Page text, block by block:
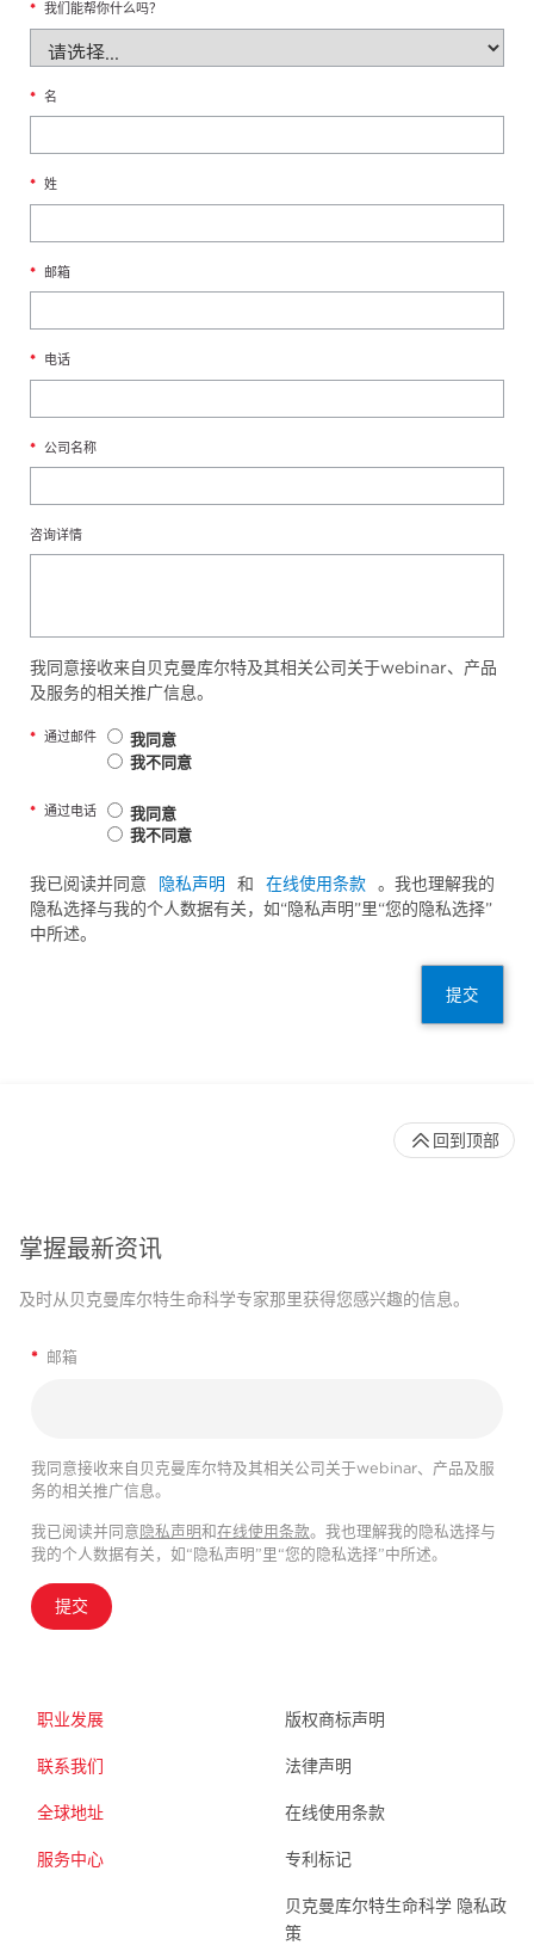
* 我们能帮你什么吗？
* 名
* 姓
* 邮箱
* 电话
* 公司名称
咨询详情
我同意接收来自贝克曼库尔特及其相关公司关于webinar、产品
及服务的相关推广信息。
* 通过邮件
我同意
我不同意
* 通过电话
我同意
我不同意
我已阅读并同意 隐私声明 和 在线使用条款
。我也理解我的
隐私选择与我的个人数据有关，如“隐私声明”里“您的隐私选择”
中所述。
提交
掌握最新资讯
及时从贝克曼库尔特生命科学专家那里获得您感兴趣的信息。
* 邮箱
我同意接收来自贝克曼库尔特及其相关公司关于webinar、产品及服
务的相关推广信息。
我已阅读并同意 隐私声明和在线使用条款。我也理解我的隐私选择与
我的个人数据有关，如“隐私声明”里“您的隐私选择”中所述。
提交
职业发展
联系我们
全球地址
服务中心
版权商标声明
法律声明
在线使用条款
专利标记
贝克曼库尔特生命科学 隐私政
策
回到顶部